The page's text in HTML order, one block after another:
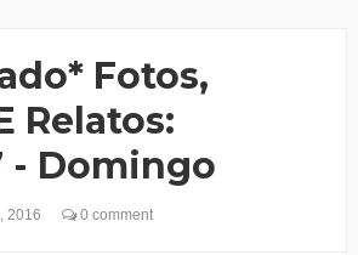
Fotos,
Relatos:
- Domingo
2016 0 comment